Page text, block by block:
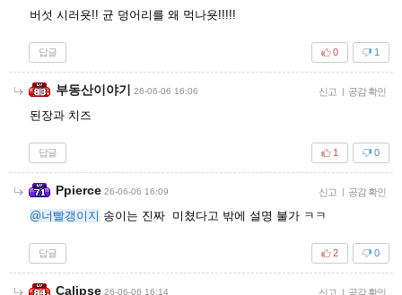
버섯 시러욧!! 균 덩어리를 왜 먹나욧!!!!!
답글 1
0
부동산이야기 26-06-06 16:06 신고 | 공감 확인
된장과 치즈
답글 0
1
Ppierce 26-06-06 16:09 신고 | 공감 확인
@너빨갱이지 송이는 진짜 미쳤다고 밖에 설명 불가 ㅋㅋ
답글 0
2
Calipse 26-06-06 16:14 신고 | 공감 확인